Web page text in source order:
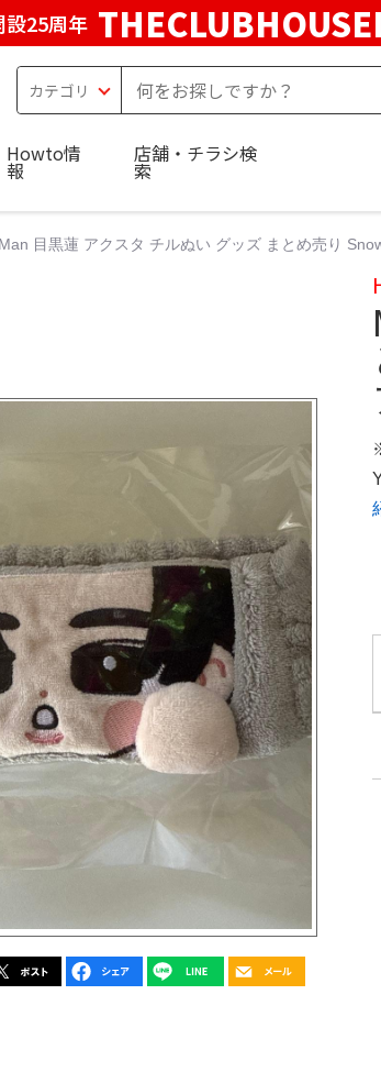
設25周年
Howto情
報
店舗・チラシ検
索
Man 目黒蓮 アクスタ チルぬい グッズ まとめ売り